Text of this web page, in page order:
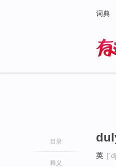
词典
目录
释义
英